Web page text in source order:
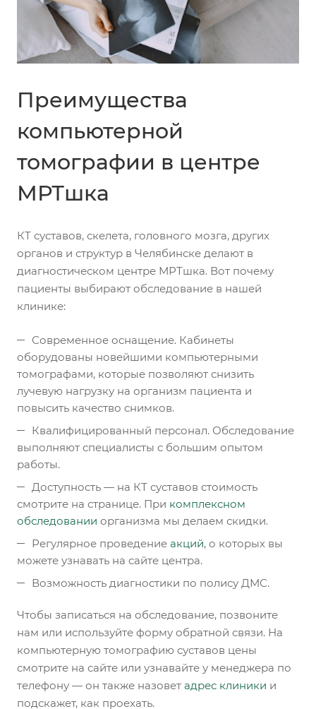
Преимущества
компьютерной
томографии в центре
МРТшка
КТ суставов, скелета, головного мозга, других
органов и структур в Челябинске делают в
диагностическом центре МРТшка. Вот почему
пациенты выбирают обследование в нашей
клинике:
Современное оснащение. Кабинеты
оборудованы новейшими компьютерными
томографами, которые позволяют снизить
лучевую нагрузку на организм пациента и
повысить качество снимков.
Квалифицированный персонал. Обследование
выполняют специалисты с большим опытом
работы.
Доступность — на КТ суставов стоимость
смотрите на странице. При комплексном
обследовании организма мы делаем скидки.
Регулярное проведение акций, о которых вы
можете узнавать на сайте центра.
Возможность диагностики по полису ДМС.
Чтобы записаться на обследование, позвоните
нам или используйте форму обратной связи. На
компьютерную томографию суставов цены
смотрите на сайте или узнавайте у менеджера по
телефону — он также назовет адрес клиники и
подскажет, как проехать.